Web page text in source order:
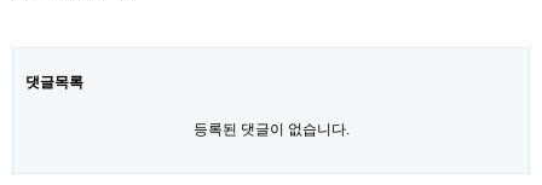
댓글목록
등록된 댓글이 없습니다.